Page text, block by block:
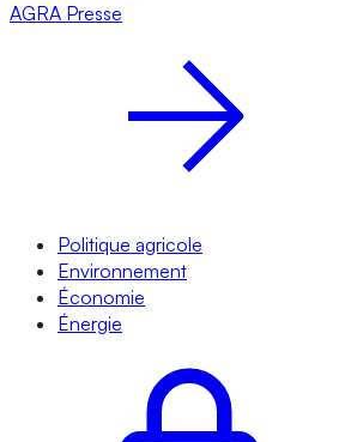
AGRA Presse
Politique agricole
Environnement
Économie
Énergie